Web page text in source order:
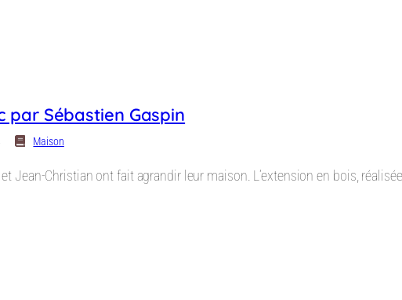
par Sébastien Gaspin
Maison
Jean-Christian ont fait agrandir leur maison. L’extension en bois,